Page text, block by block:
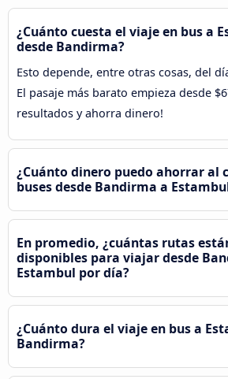
¿Cuánto cuesta el viaje en bus a
desde Bandirma?
Esto depende, entre otras cosas, del
El pasaje más barato empieza desde
resultados y ahorra dinero!
¿Cuánto dinero puedo ahorrar al
buses desde Bandirma a
En promedio, ¿cuántas rutas
disponibles para viajar desde
Estambul por día?
¿Cuánto dura el viaje en bus a
Bandirma?